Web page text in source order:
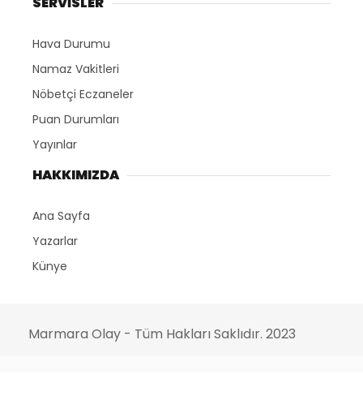
Hava Durumu
Namaz Vakitleri
Nöbetçi Eczaneler
Puan Durumları
Yayınlar
HAKKIMIZDA
Ana Sayfa
Yazarlar
Künye
Marmara Olay - Tüm Hakları Saklıdır. 2023